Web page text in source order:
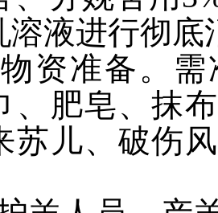
溶液进行彻底
资准备。
、肥皂、抹
苏儿、破伤